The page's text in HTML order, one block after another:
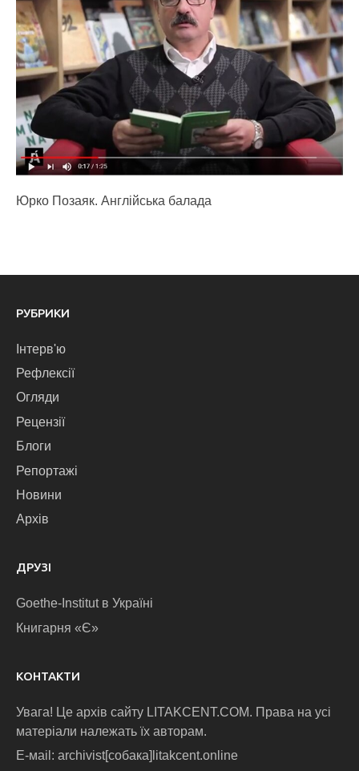
Юрко Позаяк. Англійська балада
РУБРИКИ
Інтерв'ю
Рефлексії
Огляди
Рецензії
Блоги
Репортажі
Новини
Архів
ДРУЗІ
Goethe-Institut в Україні
Книгарня «Є»
КОНТАКТИ
Увага! Це архів сайту LITAKCENT.COM. Права на усі
матеріали належать їх авторам.
E-маіl: archivist[собака]litakcent.online